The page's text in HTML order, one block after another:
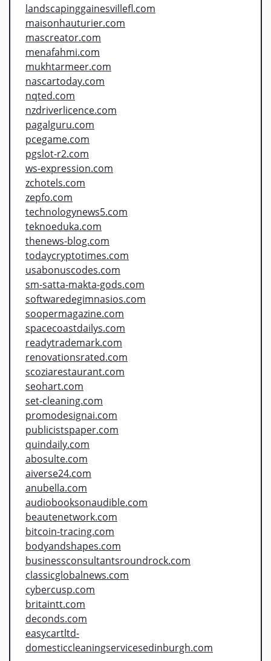
landscapinggainesvillefl.com
maisonhauturier.com
mascreator.com
menafahmi.com
mukhtarmeer.com
nascartoday.com
nqted.com
nzdriverlicence.com
pagalguru.com
pcegame.com
pgslot-r2.com
ws-expression.com
zchotels.com
zepfo.com
technologynews5.com
teknoeduka.com
thenews-blog.com
todaycryptotimes.com
usabonuscodes.com
sm-satta-makta-gods.com
softwaredegimnasios.com
soopermagazine.com
spacecoastdailys.com
readytrademark.com
renovationsrated.com
scoziarestaurant.com
seohart.com
set-cleaning.com
promodesignai.com
publicistspaper.com
quindaily.com
abosulte.com
aiverse24.com
anubella.com
audiobooksonaudible.com
beautenetwork.com
bitcoin-tracing.com
bodyandshapes.com
businessconsultantsroundrock.com
classicglobalnews.com
cybercusp.com
britaintt.com
deconds.com
easycartltd-
domesticcleaningservicesedinburgh.com